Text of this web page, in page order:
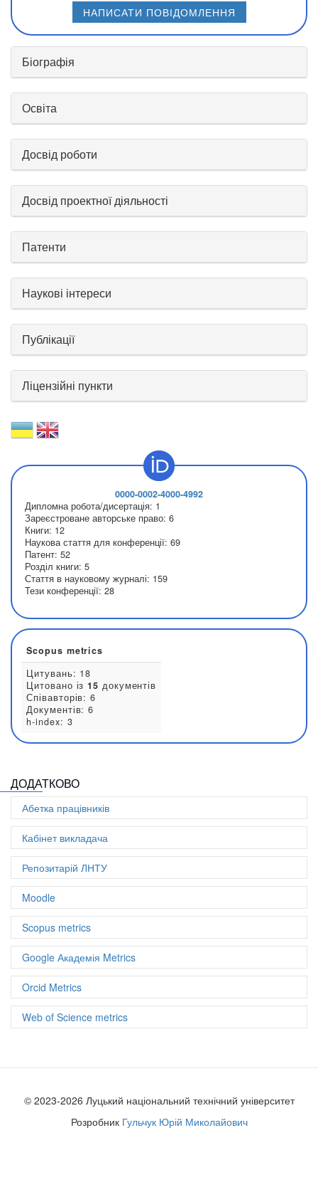
НАПИСАТИ ПОВІДОМЛЕННЯ
Біографія
Освіта
Досвід роботи
Досвід проектної діяльності
Патенти
Наукові інтереси
Публікації
Ліцензійні пункти
0000-0002-4000-4992
Дипломна робота/дисертація:
Зареєстроване авторське право:
Книги: 12
Наукова стаття для конференції:
Розділ книги: 5
Scopus metrics
Цитувань: 18
Цитовано із15документів
Співавторів: 6
Документів: 6
h-index: 3
ДОДАТКОВО
Абетка працівників
Кабінет викладача
Репозитарій ЛНТУ
Moodle
Scopus metrics
Google Академія Metrics
Orcid Metrics
Web of Science metrics
© 2023-2026 Луцький національний технічний університет
Розробник Гульчук Юрій Миколайович